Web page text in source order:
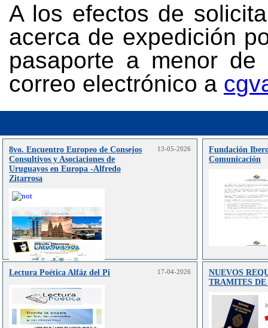
A los efectos de
acerca de expedición
pasaporte a menor
correo electrónico a
8vo. Encuentro Europeo de Consejos
Consultivos y Asociaciones de
Uruguayos en Europa -Alfredo
Zitarrosa
13-05-2026
Leer más..
Fundación
Comunicación
Lectura Poética Alfáz del Pi 17-04-2026
NUEVOS
TRAMITES DE